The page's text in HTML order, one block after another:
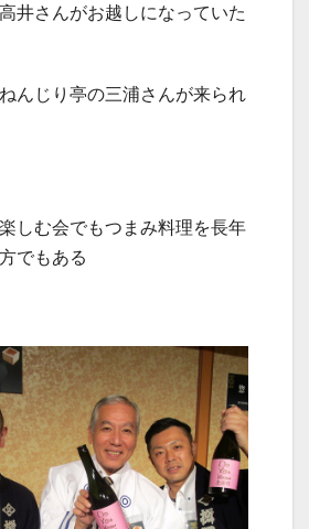
井さんがお越しになっていた
んじり亭の三浦さんが来られ
しむ会でもつまみ料理を長年
でもある